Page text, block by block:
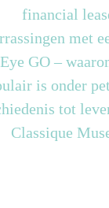
financial
met
GO –
is onder
tot
Classique